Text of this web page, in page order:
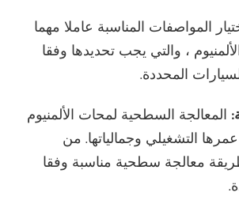
المواصفات المناسبة عاملا مهما
، والتي يجب تحديدها وفقا
المحددة.
المعالجة السطحية لمحات الألمنيوم
التشغيلي وجمالياتها. من
معالجة سطحية مناسبة وفقا